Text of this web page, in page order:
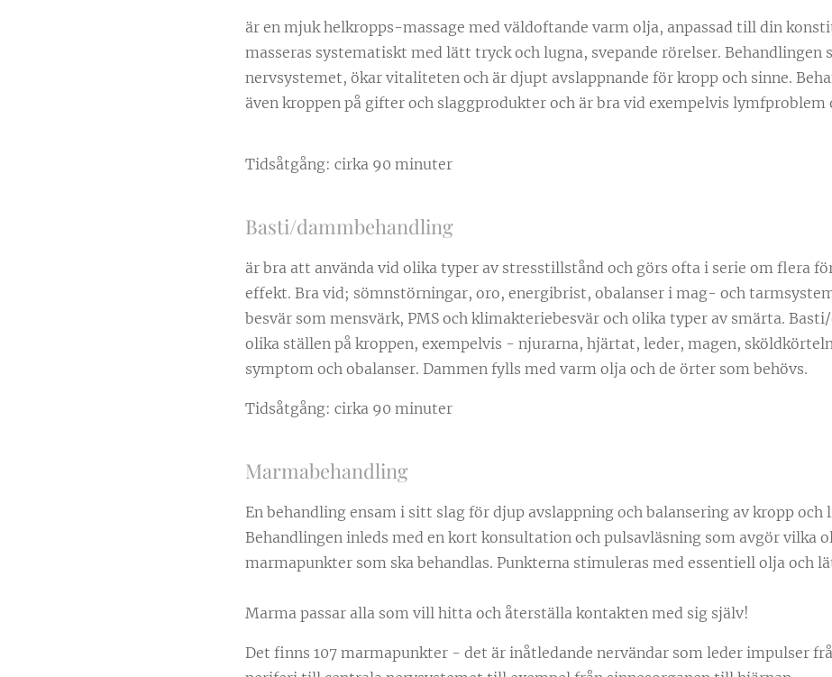
är en mjuk helkropps-massage med väldoftande varm olja, anpassad till din
masseras systematiskt med lätt tryck och lugna, svepande rörelser. Behandlingen
nervsystemet, ökar vitaliteten och är djupt avslappnande för kropp och sinne.
även kroppen på gifter och slaggprodukter och är bra vid exempelvis lymfproblem
Tidsåtgång: cirka 90 minuter
Basti/dammbehandling
är bra att använda vid olika typer av stresstillstånd och görs ofta i serie om flera
effekt. Bra vid; sömnstörningar, oro, energibrist, obalanser i mag- och
besvär som mensvärk, PMS och klimakteriebesvär och olika typer av smärta.
olika ställen på kroppen, exempelvis - njurarna, hjärtat, leder, magen,
symptom och obalanser. Dammen fylls med varm olja och de örter som behövs.
Tidsåtgång: cirka 90 minuter
Marmabehandling
En behandling ensam i sitt slag för djup avslappning och balansering av kropp och
Behandlingen inleds med en kort konsultation och pulsavläsning som avgör vilka
marmapunkter som ska behandlas. Punkterna stimuleras med essentiell olja och
Marma passar alla som vill hitta och återställa kontakten med sig själv!
Det finns 107 marmapunkter - det är inåtledande nervändar som leder impulser